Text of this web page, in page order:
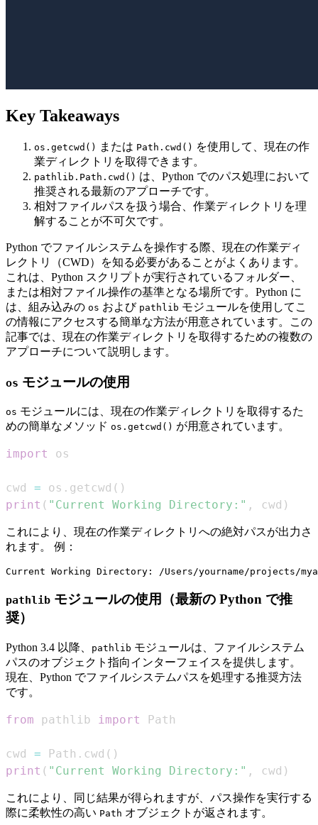
Key Takeaways
os.getcwd() または Path.cwd() を使用して、現在の作
業ディレクトリを取得できます。
pathlib.Path.cwd() は、Python でのパス処理において
推奨される最新のアプローチです。
相対ファイルパスを扱う場合、作業ディレクトリを理
解することが不可欠です。
Python でファイルシステムを操作する際、現在の作業ディ
レクトリ（CWD）を知る必要があることがよくあります。
これは、Python スクリプトが実行されているフォルダー、
または相対ファイル操作の基準となる場所です。Python に
は、組み込みの os および pathlib モジュールを使用してこ
の情報にアクセスする簡単な方法が用意されています。この
記事では、現在の作業ディレクトリを取得するための複数の
アプローチについて説明します。
os モジュールの使用
os モジュールには、現在の作業ディレクトリを取得するた
めの簡単なメソッド os.getcwd() が用意されています。
import
cwd = os . getcwd ( )
print ( "Current Working Directory:" , cwd )
これにより、現在の作業ディレクトリへの絶対パスが出力さ
れます。 例：
pathlib モジュールの使用（最新の Python で推
奨）
Python 3.4 以降、 pathlib モジュールは、ファイルシステム
パスのオブジェクト指向インターフェイスを提供します。
現在、Python でファイルシステムパスを処理する推奨方法
です。
from pathlib import
cwd = Path . cwd ( )
print ( "Current Working Directory:" , cwd )
これにより、同じ結果が得られますが、パス操作を実行する
際に柔軟性の高い Path オブジェクトが返されます。